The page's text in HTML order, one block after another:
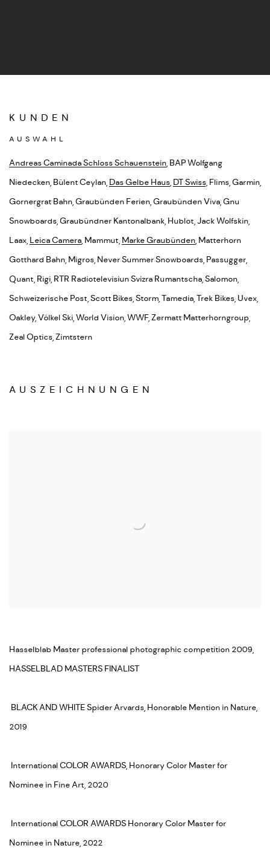
KUNDEN
AUSWAHL
Andreas Caminada Schloss Schauenstein, BAP Wolfgang
Niedecken, Bülent Ceylan, Das Gelbe Haus, DT Swiss, Flims, Garmin,
Gornergrat Bahn, Graubünden Ferien, Graubünden Viva, Gnu
Snowboards, Graubündner Kantonalbank, Hublot, Jack Wolfskin,
Laax, Leica Camera, Mammut, Marke Graubünden, Matterhorn
Gotthard Bahn, Migros, Never Summer Snowboards, Passugger,
Quant, Rigi, RTR Radiotelevisiun Svizra Rumantscha, Salomon,
Schweizerische Post, Scott Bikes, Storm, Tamedia, Trek Bikes, Uvex,
Oakley, Völkel Ski, World Vision, WWF, Zermatt Matterhorngroup,
Zeal Optics, Zimtstern
AUSZEICHNUNGEN
Hasselblab Master professional photographic competition 2009,
HASSELBLAD MASTERS FINALIST
BLACK AND WHITE Spider Arvards, Honorable Mention in Nature,
2019
International COLOR AWARDS, Honorary Color Master for
Nominee in Fine Art, 2020
International COLOR AWARDS Honorary Color Master for
Nominee in Nature, 2022